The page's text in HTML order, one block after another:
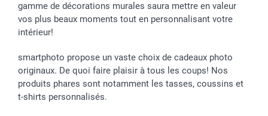
Chèque Cadeau
Investor Relations
B2B smartbusiness
Mariage
Fête d'anniversaire
Tous les évènements
Modes de Paiement
Identifiez-vous
Statut de ma commande
smarfriends
smartgarantie
smartbonus
gamme de décorations murales saura mettre en valeur
vos plus beaux moments tout en personnalisant votre
intérieur!
smartphoto propose un vaste choix de cadeaux photo
originaux. De quoi faire plaisir à tous les coups! Nos
produits phares sont notamment les tasses, coussins et
t-shirts personnalisés.